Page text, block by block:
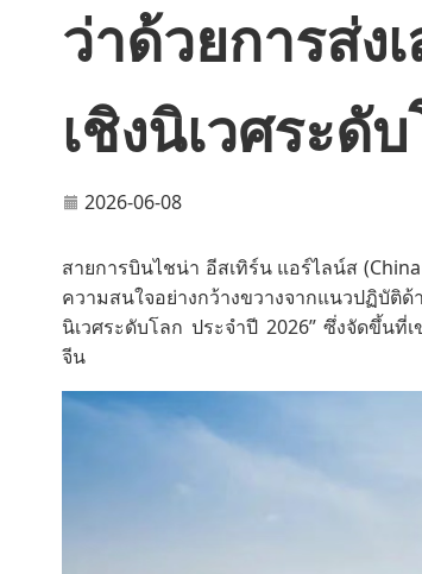
ว่าด้วยการส่ง
เชิงนิเวศระดั
2026-06-08
สายการบินไชน่า อีสเทิร์น แอร์ไลน์ส
ความสนใจอย่างกว้างขวางจากแนวปฏิบัติ
นิเวศระดับโลก ประจำปี 2026” ซึ่งจัดขึ้น
จีน